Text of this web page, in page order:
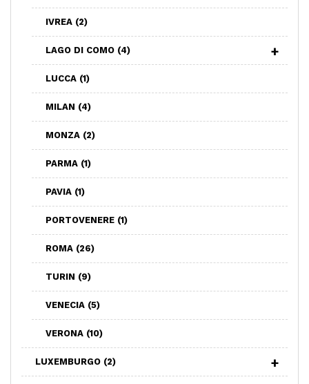
IVREA (2)
LAGO DI COMO (4)
LUCCA (1)
MILAN (4)
MONZA (2)
PARMA (1)
PAVIA (1)
PORTOVENERE (1)
ROMA (26)
TURIN (9)
VENECIA (5)
VERONA (10)
LUXEMBURGO (2)